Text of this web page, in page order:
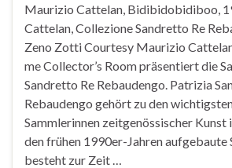
Maurizio Cattelan, Bidibidobidiboo,
Cattelan, Collezione Sandretto Re
Zeno Zotti Courtesy Maurizio
me Collector’s Room präsentiert die
Sandretto Re Rebaudengo. Patrizia
Rebaudengo gehört zu den
Sammlerinnen zeitgenössischer Kunst
den frühen 1990er-Jahren aufgebaute
besteht zur Zeit …